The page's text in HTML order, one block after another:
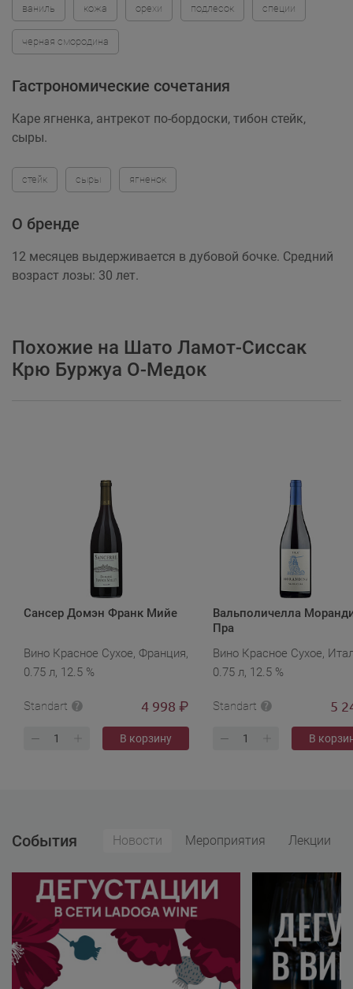
ваниль кожа орехи подлесок специи
черная смородина
Гастрономические сочетания
Каре ягненка, антрекот по-бордоски, тибон стейк,
сыры.
стейк сыры ягненок
О бренде
12 месяцев выдерживается в дубовой бочке. Средний
возраст лозы: 30 лет.
Похожие на Шато Ламот-Сиссак
Крю Буржуа О-Медок
Сансер Домэн Франк Мийе
Вино Красное Сухое, Франция,
0.75 л, 12.5 %
Standart 4 998 ₽
В корзину
Вальполичелла
Пра
Вино Красное Сухое,
0.75 л, 12.5 %
Standart 5
В
События Новости Мероприятия Лекции